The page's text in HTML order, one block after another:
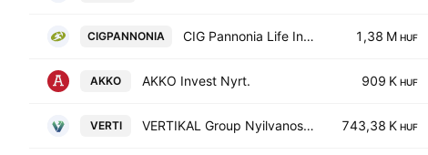
CIGPANNONIA CIG Pannonia Life Insurance Plc 1,38 M HUF
AKKO AKKO Invest Nyrt. 909 K HUF
VERTI VERTIKAL Group Nyilvanosan Mukodo Reszvenytarsasag 743,38 K HUF